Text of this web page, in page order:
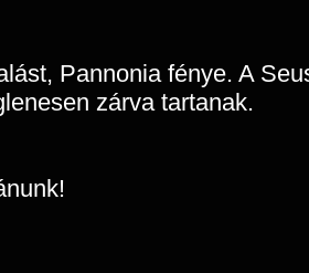
Pannonia fénye. A
zárva tartanak.